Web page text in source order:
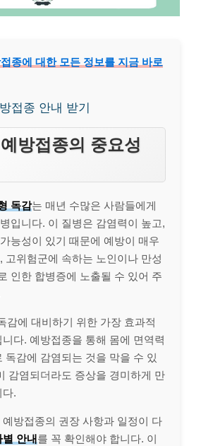
종에 대한 모든 정보를 지금 바로
접종 안내 받기
방접종의 중요성
독감는 매년 수많은 사람들에게
입니다. 이 질병은 감염력이 높고,
능성이 있기 때문에 예방이 매우
고위험군에 속하는 노인이나 만성
인한 합병증에 노출될 수 있어 주
감에 대비하기 위한 가장 효과적
다. 예방접종을 통해 몸에 면역력
독감에 감염되는 것을 막을 수 있
감염되더라도 증상을 경미하게 만
다.
방접종의 권장 사항과 일정이 다
별 안내를 꼭 확인해야 합니다. 이